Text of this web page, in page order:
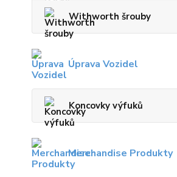
Withworth šrouby
Úprava Vozidel
Koncovky výfuků
Merchandise Produkty